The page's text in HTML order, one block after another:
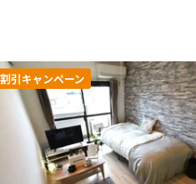
割引キャンペーン